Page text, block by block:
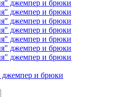
и брюки